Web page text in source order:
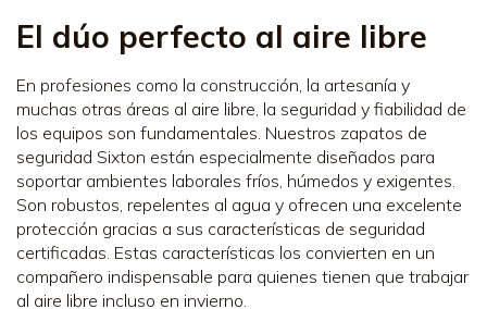
El dúo perfecto al aire libre
En profesiones como la construcción, la artesanía y
muchas otras áreas al aire libre, la seguridad y fiabilidad de
los equipos son fundamentales. Nuestros zapatos de
seguridad Sixton están especialmente diseñados para
soportar ambientes laborales fríos, húmedos y exigentes.
Son robustos, repelentes al agua y ofrecen una excelente
protección gracias a sus características de seguridad
certificadas. Estas características los convierten en un
compañero indispensable para quienes tienen que trabajar
al aire libre incluso en invierno.